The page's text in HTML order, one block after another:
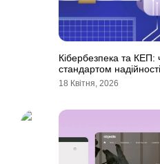
Кібербезпека та КЕП:
стандартом
18 Квітня, 2026